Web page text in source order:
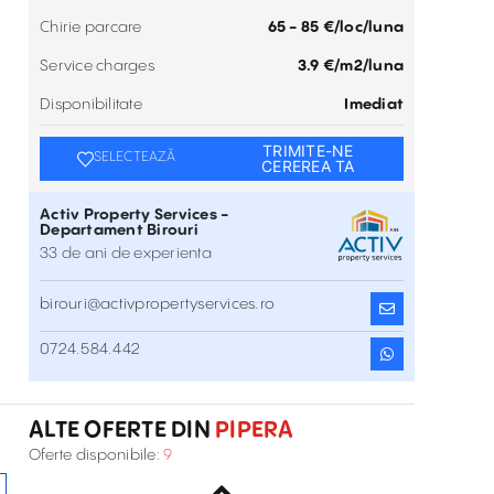
Chirie parcare 65 - 85 €/loc/luna
Service charges 3.9 €/m2/luna
Disponibilitate Imediat
SELECTEAZĂ
TRIMITE-NE
CEREREA TA
Activ Property Services -
Departament Birouri
33 de ani de experienta
birouri@activpropertyservices.ro
0724.584.442
ALTE OFERTE DIN PIPERA
Oferte disponibile: 9
Inchiriere
Spatii birouri de inchiriat in Global City
Spații Birouri De Închiriat În Cubic Center
Bd. Pipera 1B , Pipera , București